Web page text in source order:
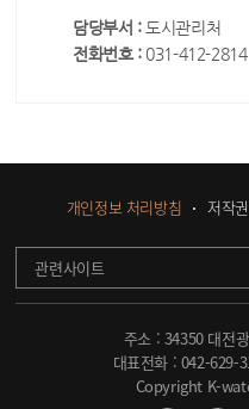
담당부서 : 도시관리처
전화번호 : 031-412-2814
개인정보 처리방침 저작
관련사이트
주소 : 34350 대전
대표전화 : 042-629-
Copyright K-